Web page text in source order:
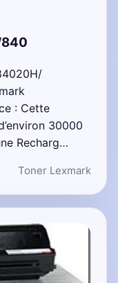
: Cette
30000
Recharg…
Toner Lexmark